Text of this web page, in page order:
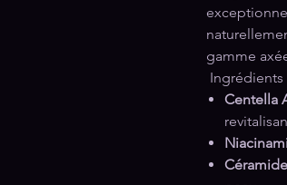
gamme
Ingrédients
Centella